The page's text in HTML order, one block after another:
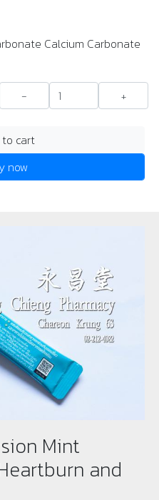
Calcium Carbonate
- +
cart
now
Mint
and